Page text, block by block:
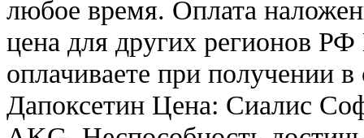
любое время. Оплата
цена для других регионов
оплачиваете при получении
Дапоксетин Цена: Сиалис